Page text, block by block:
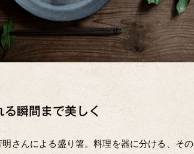
る瞬間まで美しく
さんによる盛り箸。料理を器に分ける、その